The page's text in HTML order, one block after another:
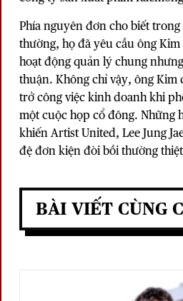
Phía nguyên đơn cho biết
thường, họ đã yêu cầu ông Kim
hoạt động quản lý chung
thuận. Không chỉ vậy, ông Kim
trở công việc kinh doanh khi
một cuộc họp cổ đông. Những
khiến Artist United, Lee Jung
đệ đơn kiện đòi bồi thường
BÀI VIẾT CÙNG